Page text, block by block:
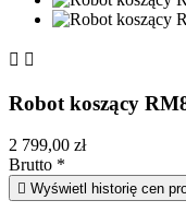
 
Robot koszący
2 799,00 zł
Brutto *
 Wyświetl historię cen